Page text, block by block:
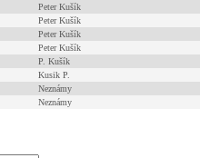
Peter Kušík
Peter Kušík
Peter Kušík
Peter Kušík
P. Kušík
Kusik P.
Neznámy
Neznámy